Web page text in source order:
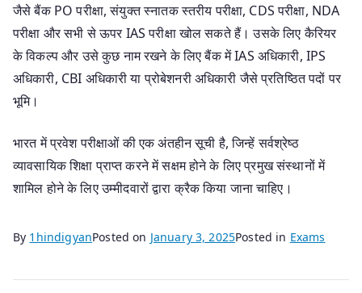
जैसे बैंक PO परीक्षा, संयुक्त स्नातक स्तरीय परीक्षा, CDS परीक्षा, NDA
परीक्षा और सभी से ऊपर IAS परीक्षा खोल सकते हैं। उसके लिए कैरियर
के विकल्प और उसे कुछ नाम रखने के लिए बैंक में IAS अधिकारी, IPS
अधिकारी, CBI अधिकारी या प्रोबेशनरी अधिकारी जैसे प्रतिष्ठित पदों पर
भूमि।
भारत में प्रवेश परीक्षाओं की एक अंतहीन सूची है, जिन्हें सर्वश्रेष्ठ
व्यावसायिक शिक्षा प्राप्त करने में सक्षम होने के लिए प्रमुख संस्थानों में
शामिल होने के लिए उम्मीदवारों द्वारा क्रैक किया जाना चाहिए।
By 1hindigyanPosted on January 3, 2025Posted in Exams